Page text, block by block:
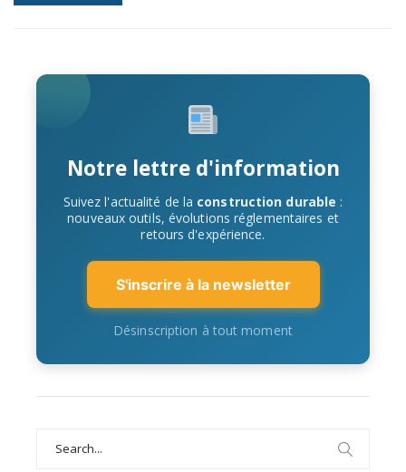
Notre lettre d'information
Suivez l'actualité de la construction durable :
nouveaux outils, évolutions réglementaires et
retours d'expérience.
S'inscrire à la newsletter
Désinscription à tout moment